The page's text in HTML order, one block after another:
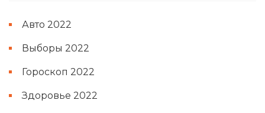
Авто 2022
Выборы 2022
Гороскоп 2022
Здоровье 2022